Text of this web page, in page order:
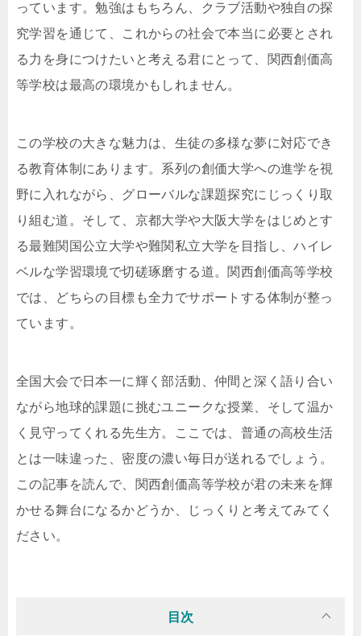
っています。勉強はもちろん、クラブ活動や独自の探
究学習を通じて、これからの社会で本当に必要とされ
る力を身につけたいと考える君にとって、関西創価高
等学校は最高の環境かもしれません。
この学校の大きな魅力は、生徒の多様な夢に対応でき
る教育体制にあります。系列の創価大学への進学を視
野に入れながら、グローバルな課題探究にじっくり取
り組む道。そして、京都大学や大阪大学をはじめとす
る最難関国公立大学や難関私立大学を目指し、ハイレ
ベルな学習環境で切磋琢磨する道。関西創価高等学校
では、どちらの目標も全力でサポートする体制が整っ
ています。
全国大会で日本一に輝く部活動、仲間と深く語り合い
ながら地球的課題に挑むユニークな授業、そして温か
く見守ってくれる先生方。ここでは、普通の高校生活
とは一味違った、密度の濃い毎日が送れるでしょう。
この記事を読んで、関西創価高等学校が君の未来を輝
かせる舞台になるかどうか、じっくりと考えてみてく
ださい。
目次